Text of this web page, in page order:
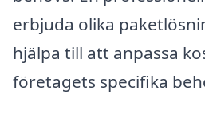
erbjuda olika
hjälpa till att anpassa
företagets specifika